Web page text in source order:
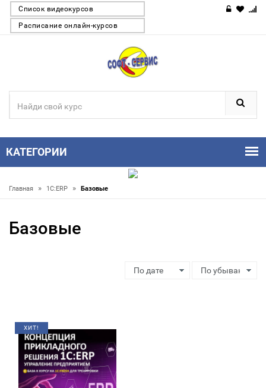
Список видеокурсов
Расписание онлайн-курсов
КАТЕГОРИИ
Главная » 1С:ERP » Базовые
Базовые
ХИТ!